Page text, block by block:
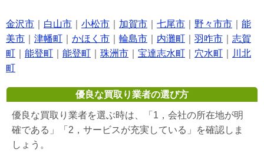
金沢市 白山市 小松市 加賀市 七尾市 野々市市
能
美市
津幡町 かほく市 輪島市 内灘町 羽咋市
志賀
町
能登町 能登町 珠洲市 宝達志水町 穴水町
川北
町
優良な買取り業者の選び方
優良な買取り業者を選ぶ時は、「1，会社の所在地が明
確である」「2，サービスが充実している」を確認しま
しょう。